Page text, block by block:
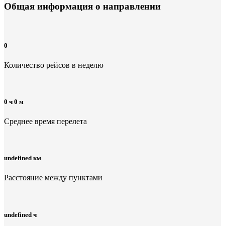
Общая информация о направлении
0
Количество рейсов в неделю
0 ч 0 м
Среднее время перелета
undefined км
Расстояние между пунктами
undefined ч